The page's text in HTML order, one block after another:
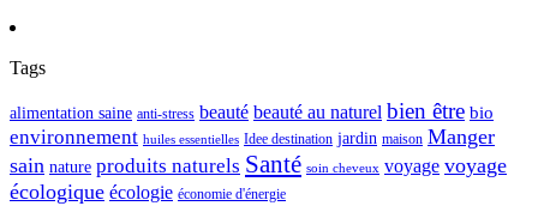
Tags
alimentation saine anti-stress beauté beauté au naturel bien être bio
environnement huiles essentielles Idee destination jardin maison Manger
sain nature produits naturels Santé soin cheveux voyage voyage
écologique écologie économie d'énergie